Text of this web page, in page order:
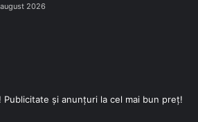
2026
Publicitate și anunțuri la cel mai bun preț!